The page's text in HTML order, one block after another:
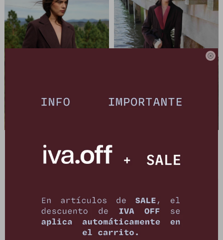

4.990 $ 12.990
4.990 $ 12.990